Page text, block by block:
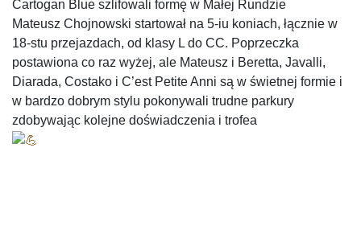
Cartogan Blue szlifowali formę w Małej Rundzie
Mateusz Chojnowski startował na 5-iu koniach, łącznie w
18-stu przejazdach, od klasy L do CC. Poprzeczka
postawiona co raz wyżej, ale Mateusz i Beretta, Javalli,
Diarada, Costako i C’est Petite Anni są w świetnej formie i
w bardzo dobrym stylu pokonywali trudne parkury
zdobywając kolejne doświadczenia i trofea